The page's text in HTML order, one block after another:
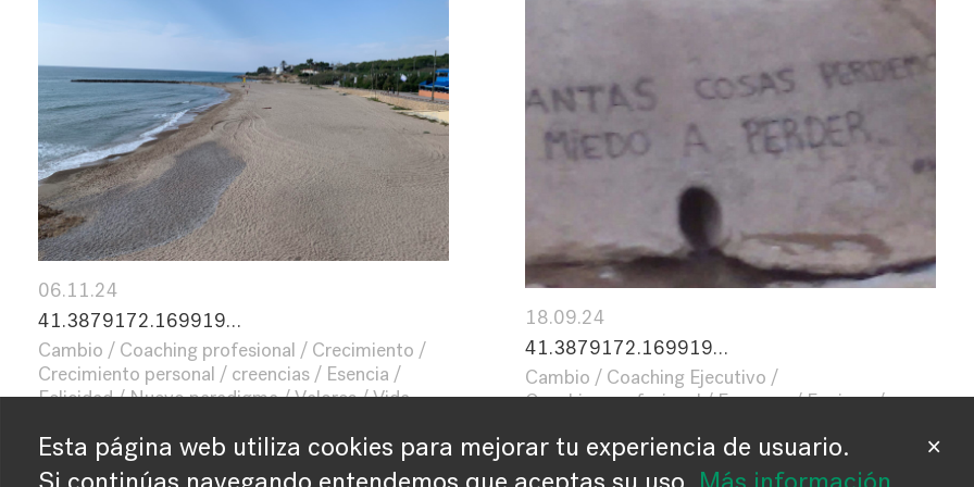
06.11.24
41.3879172.169919…
Cambio
Coaching profesional
Crecimiento
Crecimiento personal
creencias
Esencia
Felicidad
Nuevo paradigma Valores Vida
18.09.24
41.3879172.169919…
Cambio
Coaching Ejecutivo
Coaching profesional
Empresa
Equipos
Transformación
Uncategorized ×
Esta página web utiliza cookies para mejorar tu experiencia de usuario.